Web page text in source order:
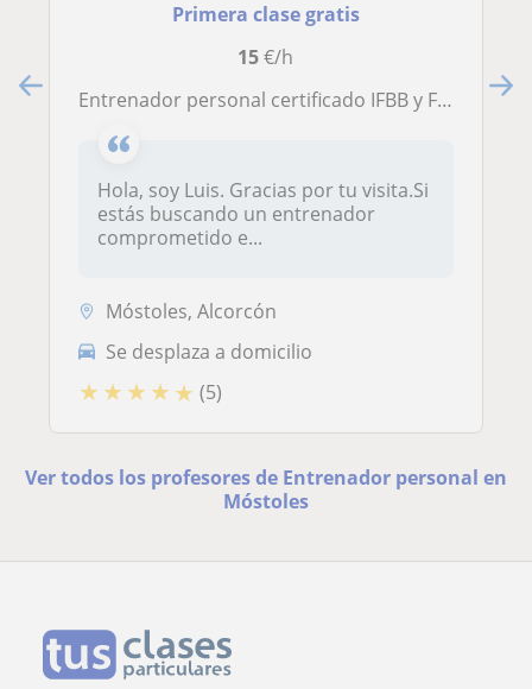
Primera clase gratis
15€/h
Entrenador personal certificado IFBB y FVFC (Online y presencial)
Hola, soy Luis. Gracias por tu visita.Si
estás buscando un entrenador
comprometido e...
Móstoles, Alcorcón
Se desplaza a domicilio
★ ★ ★ ★ ★ (5)
Ver todos los profesores de Entrenador personal en
Móstoles